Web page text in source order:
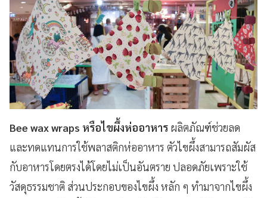
Bee wax wraps หรือไขผึ้งห่ออาหาร ผลิตภัณฑ์ช่วยลด
และทดแทนการใช้พลาสติกห่ออาหาร ตัวไขผึ้งสามารถสัมผัส
กับอาหารโดยตรงได้โดยไม่เป็นอันตราย ปลอดภัยเพราะใช้
วัสดุธรรมชาติ ส่วนประกอบของไขผึ้ง หลัก ๆ ทำมาจากไขผึ้ง